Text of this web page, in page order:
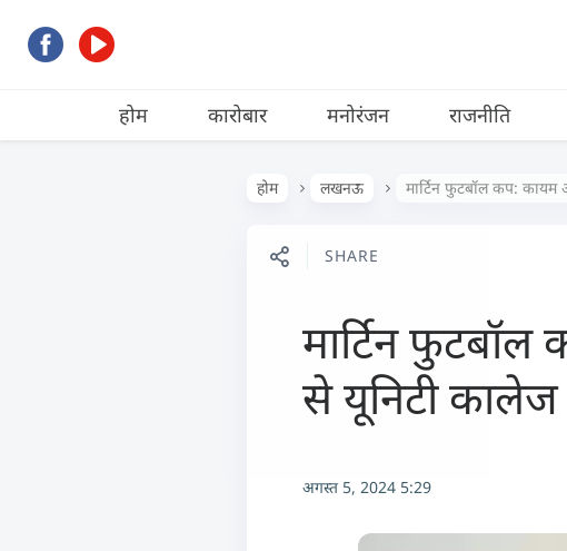
होम कारोबार मनोरंजन राजनीति
होम लखनऊ मार्टिन फुटबॉल कप:
SHARE
मार्टिन
से यूनिटी
अगस्त 5, 2024 5:29